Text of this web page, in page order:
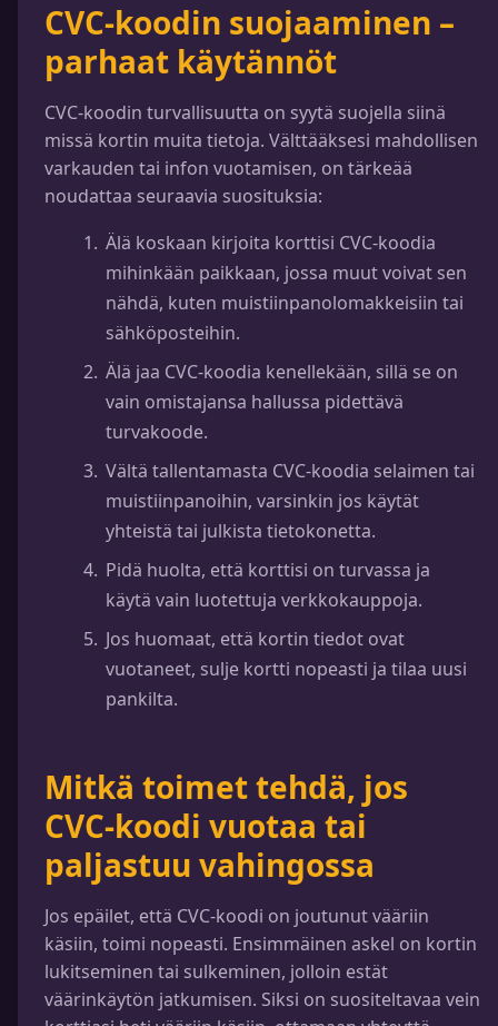
CVC-koodin suojaaminen –
parhaat käytännöt
CVC-koodin turvallisuutta on syytä suojella siinä
missä kortin muita tietoja. Välttääksesi mahdollisen
varkauden tai infon vuotamisen, on tärkeää
noudattaa seuraavia suosituksia:
Älä koskaan kirjoita korttisi CVC-koodia
mihinkään paikkaan, jossa muut voivat sen
nähdä, kuten muistiinpanolomakkeisiin tai
sähköposteihin.
Älä jaa CVC-koodia kenellekään, sillä se on
vain omistajansa hallussa pidettävä
turvakoode.
Vältä tallentamasta CVC-koodia selaimen tai
muistiinpanoihin, varsinkin jos käytät
yhteistä tai julkista tietokonetta.
Pidä huolta, että korttisi on turvassa ja
käytä vain luotettuja verkkokauppoja.
Jos huomaat, että kortin tiedot ovat
vuotaneet, sulje kortti nopeasti ja tilaa uusi
pankilta.
Mitkä toimet tehdä, jos
CVC-koodi vuotaa tai
paljastuu vahingossa
Jos epäilet, että CVC-koodi on joutunut vääriin
käsiin, toimi nopeasti. Ensimmäinen askel on kortin
lukitseminen tai sulkeminen, jolloin estät
väärinkäytön jatkumisen. Siksi on suositeltavaa vein